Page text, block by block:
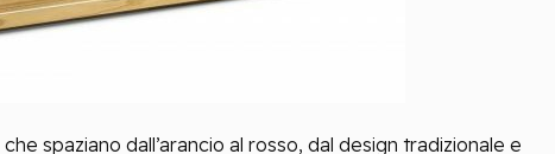
che spaziano dall’arancio al rosso, dal design tradizionale e